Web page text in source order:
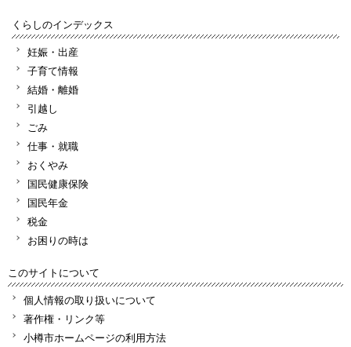
くらしのインデックス
妊娠・出産
子育て情報
結婚・離婚
引越し
ごみ
仕事・就職
おくやみ
国民健康保険
国民年金
税金
お困りの時は
このサイトについて
個人情報の取り扱いについて
著作権・リンク等
小樽市ホームページの利用方法